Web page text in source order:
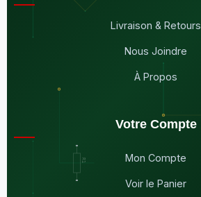
Livraison & Retours
Nous Joindre
À Propos
Votre Compte
Mon Compte
Voir le Panier